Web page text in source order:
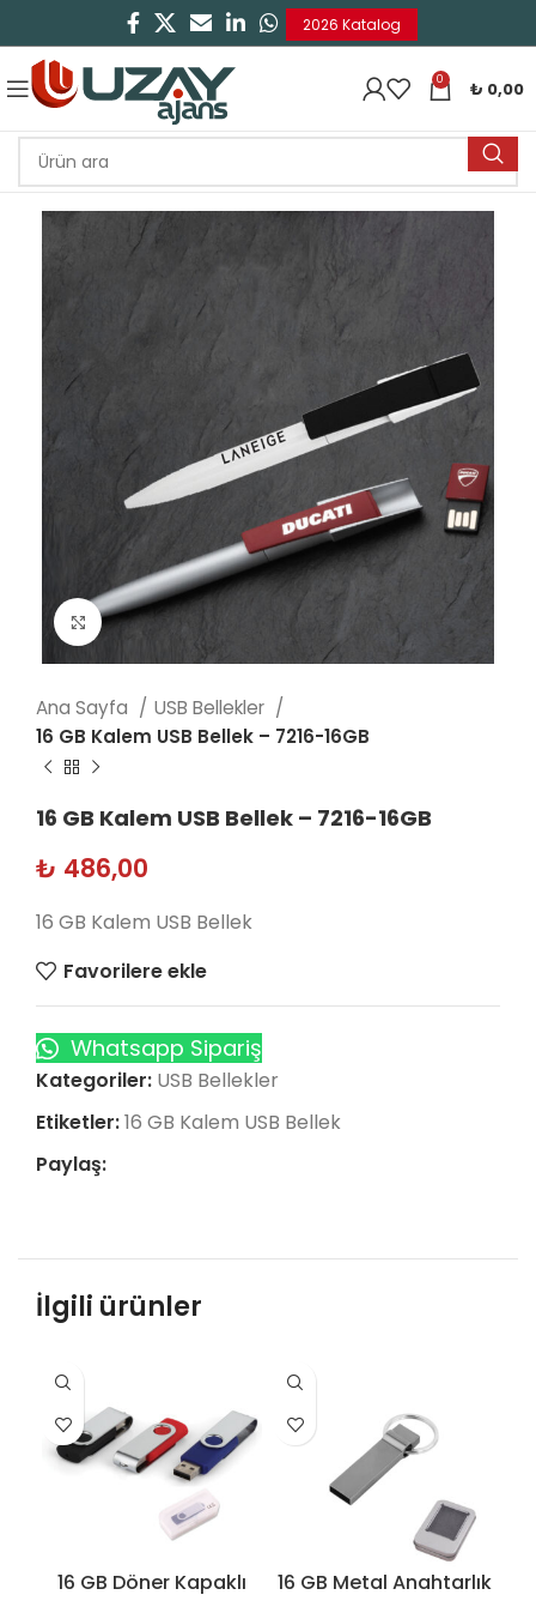
2026 Katalog
0 ₺ 0,00
Click to enlarge
Ana Sayfa
USB Bellekler
16 GB Kalem USB Bellek – 7216-16GB
16 GB Kalem USB Bellek – 7216-16GB
₺ 486,00
16 GB Kalem USB Bellek
Favorilere ekle
Whatsapp Sipariş
Kategoriler: USB Bellekler
Etiketler:16 GB Kalem USB Bellek
Paylaş:
İlgili ürünler
16 GB Döner Kapaklı
16 GB Metal Anahtarlık